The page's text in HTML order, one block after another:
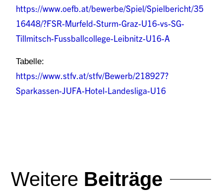
https://www.oefb.at/bewerbe/Spiel/Spielbericht/35
16448/?FSR-Murfeld-Sturm-Graz-U16-vs-SG-
Tillmitsch-Fussballcollege-Leibnitz-U16-A
Tabelle:
https://www.stfv.at/stfv/Bewerb/218927?
Sparkassen-JUFA-Hotel-Landesliga-U16
Weitere Beiträge